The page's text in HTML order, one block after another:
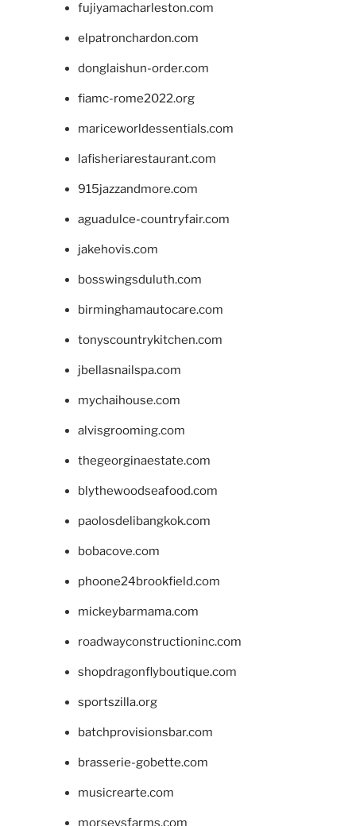
fujiyamacharleston.com
elpatronchardon.com
donglaishun-order.com
fiamc-rome2022.org
mariceworldessentials.com
lafisheriarestaurant.com
915jazzandmore.com
aguadulce-countryfair.com
jakehovis.com
bosswingsduluth.com
birminghamautocare.com
tonyscountrykitchen.com
jbellasnailspa.com
mychaihouse.com
alvisgrooming.com
thegeorginaestate.com
blythewoodseafood.com
paolosdelibangkok.com
bobacove.com
phoone24brookfield.com
mickeybarmama.com
roadwayconstructioninc.com
shopdragonflyboutique.com
sportszilla.org
batchprovisionsbar.com
brasserie-gobette.com
musicrearte.com
morseysfarms.com